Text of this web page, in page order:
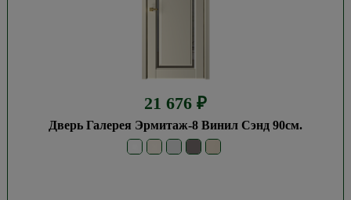
21 676 ₽
Дверь Галерея Эрмитаж-8 Винил Сэнд 90см.